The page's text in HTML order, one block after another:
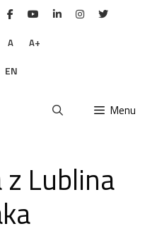
A A+
EN
Menu
Lublina